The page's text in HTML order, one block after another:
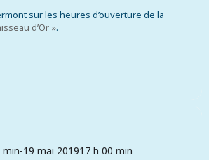
sur les heures d’ouverture de la
d’Or ».
min-19 mai 201917 h 00 min